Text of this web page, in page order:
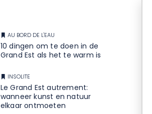
AU BORD DE L'EAU
10 dingen om te doen in de
Grand Est als het te warm is
INSOLITE
Le Grand Est autrement:
wanneer kunst en natuur
elkaar ontmoeten